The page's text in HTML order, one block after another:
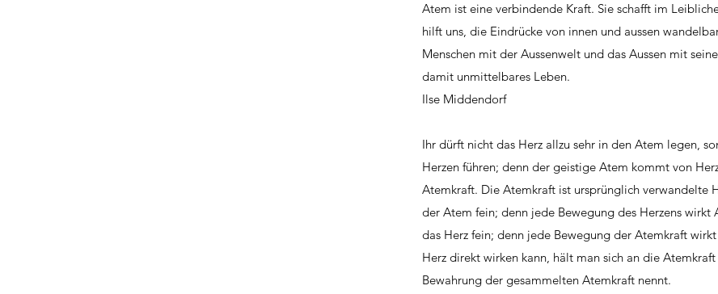
Atem ist eine verbindende Kraft. Sie schafft im
hilft uns, die Eindrücke von innen und aussen
Menschen mit der Aussenwelt und das Aussen mit
damit unmittelbares Leben.
Ilse Middendorf
Ihr dürft nicht das Herz allzu sehr in den Atem legen,
Herzen führen; denn der geistige Atem kommt von
Atemkraft. Die Atemkraft ist ursprünglich verwandelte
der Atem fein; denn jede Bewegung des Herzens
das Herz fein; denn jede Bewegung der Atemkraft
Herz direkt wirken kann, hält man sich an die
Bewahrung der gesammelten Atemkraft nennt.